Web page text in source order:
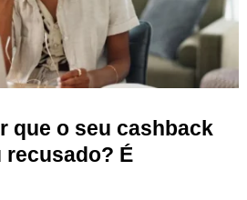
que o seu cashback
É